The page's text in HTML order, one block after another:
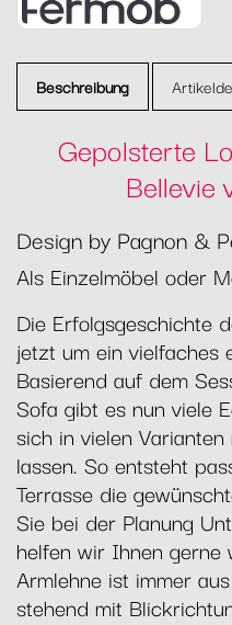
Beschreibung
Gepolsterte
Bellevie
Design by Pagnon &
Als Einzelmöbel oder
Die Erfolgsgeschichte
jetzt um ein vielfaches
Basierend auf dem
Sofa gibt es nun viele
sich in vielen
lassen. So entsteht
Terrasse die
Sie bei der Planung
helfen wir Ihnen
Armlehne ist immer
stehend mit